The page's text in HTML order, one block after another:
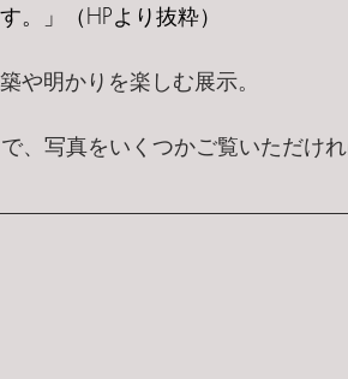
。」（HPより抜粋）
や明かりを楽しむ展示。
、写真をいくつかご覧いただけれ